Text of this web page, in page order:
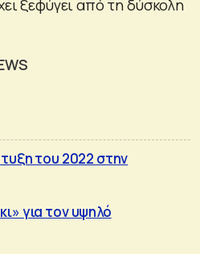
ξεφύγει από τη δύσκολη
του 2022 στην
για τον υψηλό